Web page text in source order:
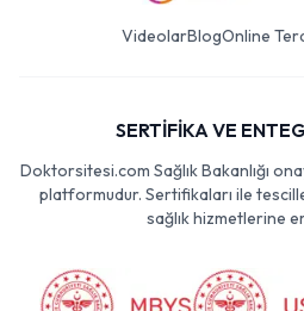
VideolarBlogOnline
SERTİFİKA VE
Doktorsitesi.com Sağlık Bakanlığı
platformudur. Sertifikaları ile
sağlık hizmetlerine